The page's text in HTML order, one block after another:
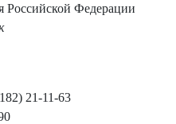
Российской Федерации
21-11-63